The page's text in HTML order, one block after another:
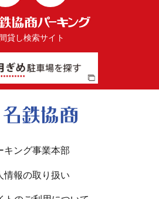
貸し検索サイト
キング事業本部
情報の取り扱い